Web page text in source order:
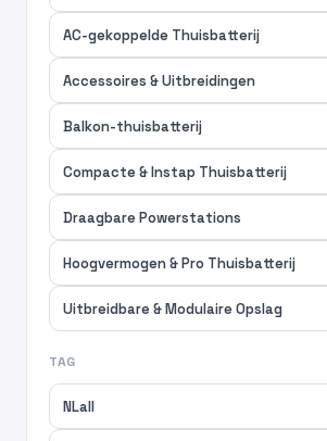
AC-gekoppelde Thuisbatterij
Accessoires & Uitbreidingen
Balkon-thuisbatterij
Compacte & Instap Thuisbatterij
Draagbare Powerstations
Hoogvermogen & Pro Thuisbatterij
Uitbreidbare & Modulaire Opslag
TAG
NLall